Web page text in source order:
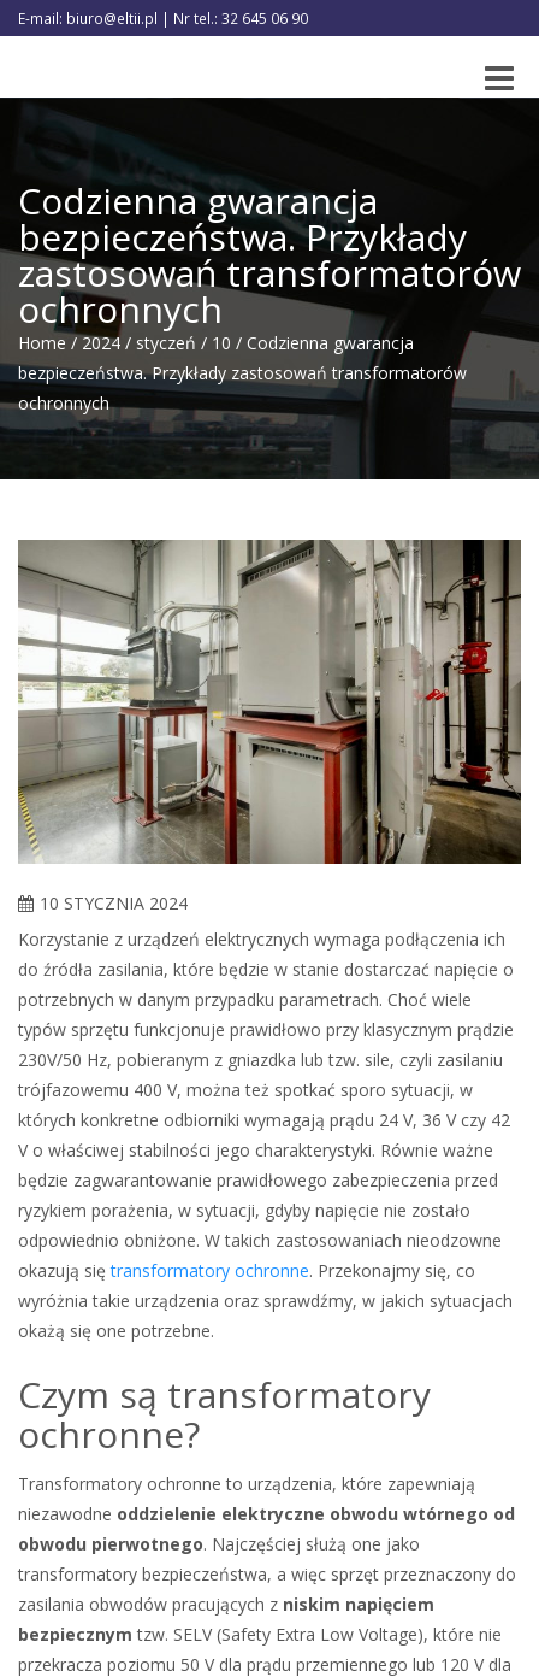
E-mail: biuro@eltii.pl | Nr tel.: 32 645 06 90
Toggle
Codzienna gwarancja
bezpieczeństwa. Przykłady
zastosowań transformatorów
ochronnych
Home / 2024 / styczeń / 10 / Codzienna gwarancja
bezpieczeństwa. Przykłady zastosowań transformatorów
ochronnych
10 STYCZNIA 2024
Korzystanie z urządzeń elektrycznych wymaga podłączenia ich
do źródła zasilania, które będzie w stanie dostarczać napięcie o
potrzebnych w danym przypadku parametrach. Choć wiele
typów sprzętu funkcjonuje prawidłowo przy klasycznym prądzie
230V/50 Hz, pobieranym z gniazdka lub tzw. sile, czyli zasilaniu
trójfazowemu 400 V, można też spotkać sporo sytuacji, w
których konkretne odbiorniki wymagają prądu 24 V, 36 V czy 42
V o właściwej stabilności jego charakterystyki. Równie ważne
będzie zagwarantowanie prawidłowego zabezpieczenia przed
ryzykiem porażenia, w sytuacji, gdyby napięcie nie zostało
odpowiednio obniżone. W takich zastosowaniach nieodzowne
okazują siętransformatory ochronne. Przekonajmy się, co
wyróżnia takie urządzenia oraz sprawdźmy, w jakich sytuacjach
okażą się one potrzebne.
Czym są transformatory
ochronne?
Transformatory ochronne to urządzenia, które zapewniają
niezawodne oddzielenie elektryczne obwodu wtórnego od
obwodu pierwotnego. Najczęściej służą one jako
transformatory bezpieczeństwa, a więc sprzęt przeznaczony do
zasilania obwodów pracujących z niskim napięciem
bezpiecznym tzw. SELV (Safety Extra Low Voltage), które nie
przekracza poziomu 50 V dla prądu przemiennego lub 120 V dla